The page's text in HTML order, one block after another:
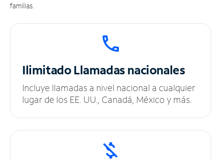
familias.
IlimitadoLlamadas nacionales
Incluye llamadas a nivel nacional a cualquier
lugar de los EE. UU., Canadá, México y más.